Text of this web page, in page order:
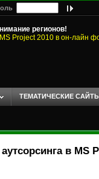
регионов!
Project 2010 в он-лайн
ТЕМАТИЧЕСКИЕ
в MS